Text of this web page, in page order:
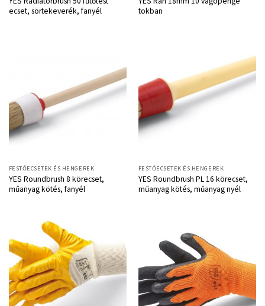
ecset, sörtekeverék, fanyél
tokban
FESTŐECSETEK ÉS HENGEREK
YES Roundbrush 8 körecset,
műanyag kötés, fanyél
FESTŐECSETEK ÉS HENGEREK
YES Roundbrush PL 16 körecset,
műanyag kötés, műanyag nyél